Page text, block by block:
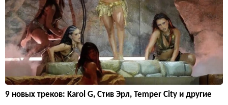
9 новых треков: Karol G, Стив Эрл, Temper City и другие